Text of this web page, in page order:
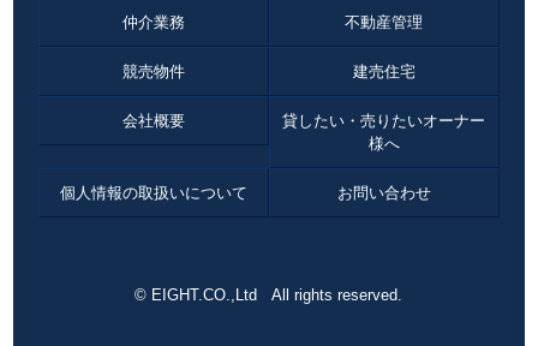
仲介業務 不動産管理
競売物件 建売住宅
会社概要
貸したい・売りたいオーナー
様へ
個人情報の取扱いについて お問い合わせ
© EIGHT.CO.,Ltd All rights reserved.